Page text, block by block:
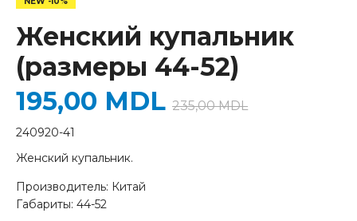
Женский купальник
(размеры 44-52)
Женский купальник.
Производитель: Китай
Габариты: 44-52
235,00MDL
195,00 MDL
240920-41